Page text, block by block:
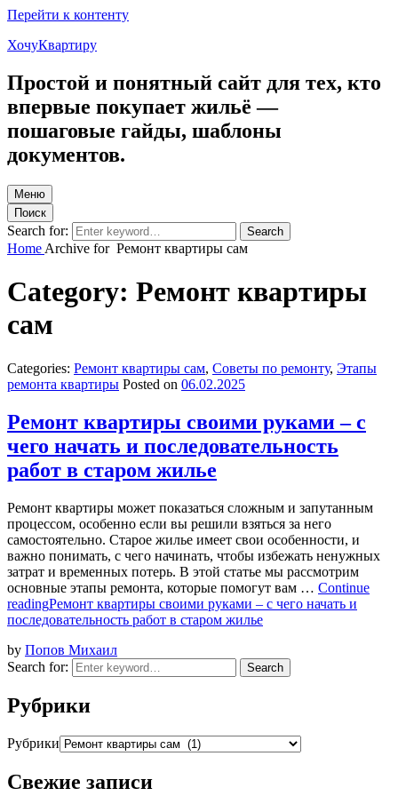
Перейти к контенту
ХочуКвартиру
Простой и понятный сайт для тех, кто
впервые покупает жильё —
пошаговые гайды, шаблоны
документов.
Меню
Поиск
Search for: Search
Home Archive for Ремонт квартиры сам
Category: Ремонт квартиры
сам
Categories: Ремонт квартиры сам, Советы по ремонту, Этапы
ремонта квартиры Posted on 06.02.2025
Ремонт квартиры своими руками – с
чего начать и последовательность
работ в старом жилье
Ремонт квартиры может показаться сложным и запутанным
процессом, особенно если вы решили взяться за него
самостоятельно. Старое жилье имеет свои особенности, и
важно понимать, с чего начинать, чтобы избежать ненужных
затрат и временных потерь. В этой статье мы рассмотрим
основные этапы ремонта, которые помогут вам … Continue
readingРемонт квартиры своими руками – с чего начать и
последовательность работ в старом жилье
by Попов Михаил
Search for:
Search
Рубрики
Рубрики
Свежие записи